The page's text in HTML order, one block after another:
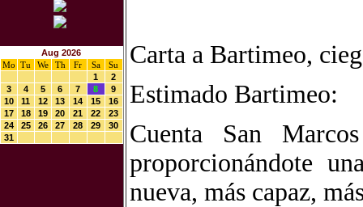
Aug 2026
Mo
Tu We Th Fr Sa
Su
1
2
3
4 5 6 7 8
9
10
11 12 13 14 15
16
17
18 19 20 21 22
23
24
25 26 27 28 29
30
31
Carta a Bartimeo,
Estimado Bartimeo:
Cuenta San
proporcionándote
nueva, más capaz,